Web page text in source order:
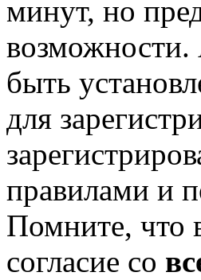
минут, но
быть
для
правилами и
Помните, что
согласие со